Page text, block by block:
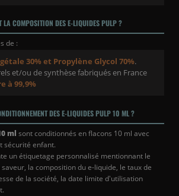
LA COMPOSITION DES E-LIQUIDES PULP ?
de :
30% et Propylène Glycol 70%.
et/ou de synthèse fabriqués en France
à 99,9%
DES E-LIQUIDES PULP 10 ML ?
ml sont conditionnés en flacons 10 ml avec
sécurité enfant.
un étiquetage personnalisé mentionnant le
la composition du e-liquide, le taux de
de la société, la date limite d'utilisation